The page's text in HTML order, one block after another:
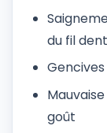
du fil
goût